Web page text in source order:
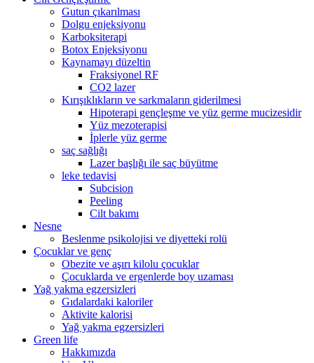
Gutun çıkarılması
Dolgu enjeksiyonu
Karboksiterapi
Botox Enjeksiyonu
Kaynamayı düzeltin
Fraksiyonel RF
CO2 lazer
Kırışıklıkların ve sarkmaların giderilmesi
Hipoterapi gençleşme ve yüz germe mucizesidir
Yüz mezoterapisi
İplerle yüz germe
saç sağlığı
Lazer başlığı ile saç büyütme
leke tedavisi
Subcision
Peeling
Cilt bakımı
Nesne
Beslenme psikolojisi ve diyetteki rolü
Çocuklar ve genç
Obezite ve aşırı kilolu çocuklar
Çocuklarda ve ergenlerde boy uzaması
Yağ yakma egzersizleri
Gıdalardaki kaloriler
Aktivite kalorisi
Yağ yakma egzersizleri
Green life
Hakkımızda